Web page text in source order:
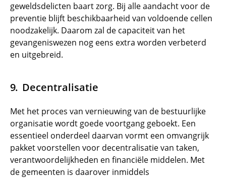
geweldsdelicten baart zorg. Bij alle aandacht voor de
preventie blijft beschikbaarheid van voldoende cellen
noodzakelijk. Daarom zal de capaciteit van het
gevangeniswezen nog eens extra worden verbeterd
en uitgebreid.
Decentralisatie
Met het proces van vernieuwing van de bestuurlijke
organisatie wordt goede voortgang geboekt. Een
essentieel onderdeel daarvan vormt een omvangrijk
pakket voorstellen voor decentralisatie van taken,
verantwoordelijkheden en financiële middelen. Met
de gemeenten is daarover inmiddels